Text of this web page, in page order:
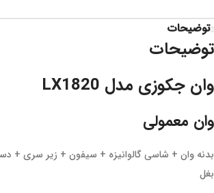
توضیحات
توضیحات
وان جکوزی مدل LX1820
وان معمولی
بدنه وان + شاسی گالوانیزه + سیفون + زیر سری +
بغل